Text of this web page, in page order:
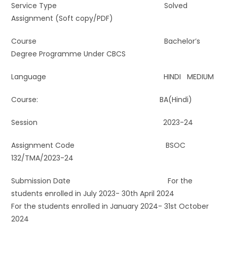
Service Type Solved
Assignment (Soft copy/PDF)
Course Bachelor’s
Degree Programme Under CBCS
Language HINDI MEDIUM
Course: BA(Hindi)
Session 2023-24
Assignment Code BSOC
132/TMA/2023-24
Submission Date For the
students enrolled in July 2023- 30th April 2024
For the students enrolled in January 2024- 31st October
2024